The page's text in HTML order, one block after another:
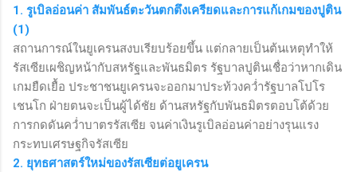
1. รูเบิลอ่อนค่า สัมพันธ์ตะวันตกตึงเครียดและการแก้เกมของปูติน
(1)
สถานการณ์ในยูเครนสงบเรียบร้อยขึ้น แต่กลายเป็นต้นเหตุทำให้
รัสเซียเผชิญหน้ากับสหรัฐและพันธมิตร รัฐบาลปูตินเชื่อว่าหากเดิน
เกมยืดเยื้อ ประชาชนยูเครนจะออกมาประท้วงคว่ำรัฐบาลโปโร
เชนโก ฝ่ายตนจะเป็นผู้ได้ชัย ด้านสหรัฐกับพันธมิตรตอบโต้ด้วย
การกดดันคว่ำบาตรรัสเซีย จนค่าเงินรูเบิลอ่อนค่าอย่างรุนแรง
กระทบเศรษฐกิจรัสเซีย
2. ยุทธศาสตร์ใหม่ของรัสเซียต่อยูเครน